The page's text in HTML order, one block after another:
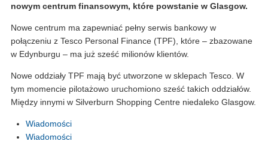
nowym centrum finansowym, które powstanie w Glasgow.
Nowe centrum ma zapewniać pełny serwis bankowy w
połączeniu z Tesco Personal Finance (TPF), które – zbazowane
w Edynburgu – ma już sześć milionów klientów.
Nowe oddziały TPF mają być utworzone w sklepach Tesco. W
tym momencie pilotażowo uruchomiono sześć takich oddziałów.
Między innymi w Silverburn Shopping Centre niedaleko Glasgow.
Wiadomości
Wiadomości